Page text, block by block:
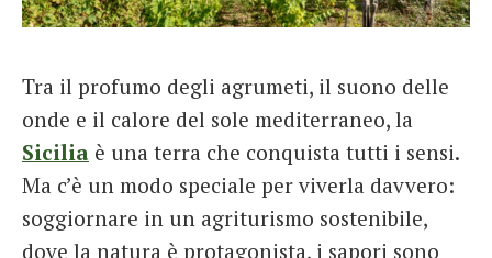
Spanish
Italiano
Tra il profumo degli agrumeti, il suono delle
onde e il calore del sole mediterraneo, la
Sicilia è una terra che conquista tutti i sensi.
Ma c’è un modo speciale per viverla davvero:
soggiornare in un agriturismo sostenibile,
dove la natura è protagonista, i sapori sono